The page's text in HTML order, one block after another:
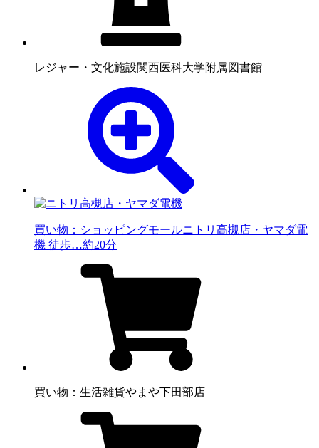
レジャー・文化施設関西医科大学附属図書館
買い物：ショッピングモールニトリ高槻店・ヤマダ電
機 徒歩…約20分
買い物：生活雑貨やまや下田部店